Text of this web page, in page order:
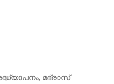
മദ്രാസ്